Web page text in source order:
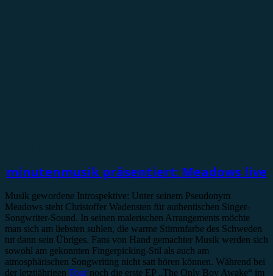
minutenmusik präsentiert: Meadows live
Musik gewordene Introspektive: Unter seinem Pseudonym
Meadows steht Christoffer Wadensten für authentischen Singer-
Songwriter-Sound. In seinen malerischen Arrangements möchte
man sich am liebsten suhlen, die warme Stimmfarbe des Schweden
tut dann sein Übriges. Fans von Hand gemachter Musik werden sich
sowohl am gekonnten Fingerpicking-Stil als auch am
atmosphärischen Songwriting nicht satt hören können. Während bei
der letztjährigen Tour noch die erste EP „The Only Boy Awake“ im